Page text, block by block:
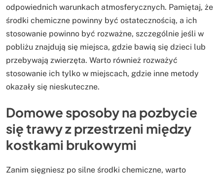
odpowiednich warunkach atmosferycznych. Pamiętaj, że
środki chemiczne powinny być ostatecznością, a ich
stosowanie powinno być rozważne, szczególnie jeśli w
pobliżu znajdują się miejsca, gdzie bawią się dzieci lub
przebywają zwierzęta. Warto również rozważyć
stosowanie ich tylko w miejscach, gdzie inne metody
okazały się nieskuteczne.
Domowe sposoby na pozbycie
się trawy z przestrzeni między
kostkami brukowymi
Zanim sięgniesz po silne środki chemiczne, warto